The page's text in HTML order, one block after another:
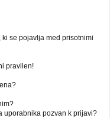
se pojavlja med prisotnimi
pravilen!
uporabnika pozvan k prijavi?